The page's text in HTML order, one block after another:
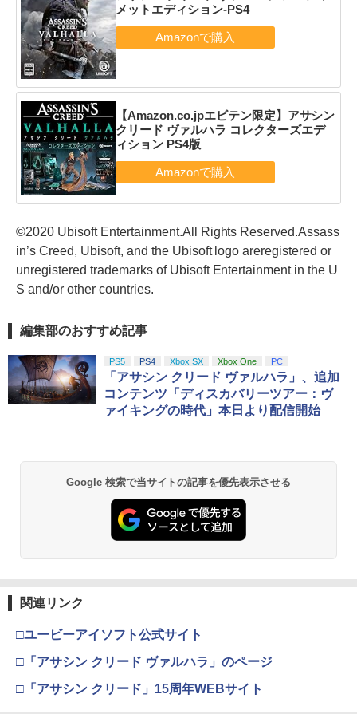
メットエディション-PS4
【Amazon.co.jpエビテン限定】アサシン
クリード ヴァルハラ コレクターズエデ
ィション PS4版
©2020 Ubisoft Entertainment.All Rights Reserved.Assass
in’s Creed, Ubisoft, and the Ubisoft logo areregistered or
unregistered trademarks of Ubisoft Entertainment in the U
S and/or other countries.
編集部のおすすめ記事
PS5 PS4 Xbox SX Xbox One PC
「アサシン クリード ヴァルハラ」、追加
コンテンツ「ディスカバリーツアー：ヴ
ァイキングの時代」本日より配信開始
Google 検索で当サイトの記事を優先表示させる
関連リンク
□ユービーアイソフト公式サイト
□「アサシン クリード ヴァルハラ」のページ
□「アサシン クリード」15周年WEBサイト